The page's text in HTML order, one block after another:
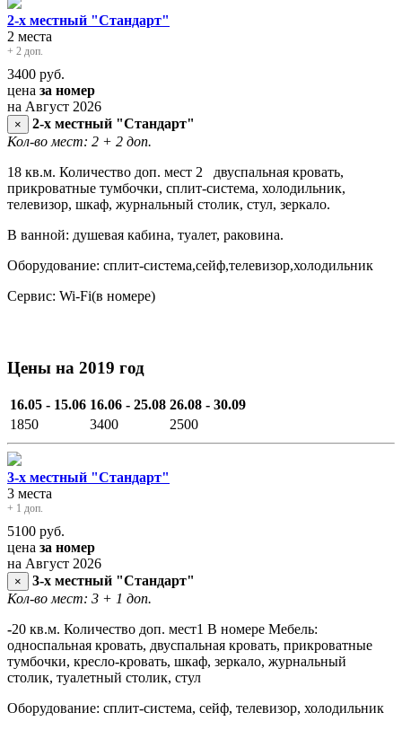
2-х местный "Стандарт"
2 места
+ 2 доп.
3400 руб.
цена за номер
на Август 2026
×
2-х местный "Стандарт"
Кол-во мест: 2 + 2 доп.
18 кв.м. Количество доп. мест 2 двуспальная кровать,
прикроватные тумбочки, сплит-система, холодильник,
телевизор, шкаф, журнальный столик, стул, зеркало.
В ванной: душевая кабина, туалет, раковина.
Оборудование: сплит-система,сейф,телевизор,холодильник
Сервис: Wi-Fi(в номере)
Цены на 2019 год
16.05 - 15.06 16.06 - 25.08 26.08 - 30.09
1850
3400 2500
3-х местный "Стандарт"
3 места
+ 1 доп.
5100 руб.
цена за номер
на Август 2026
×
3-х местный "Стандарт"
Кол-во мест: 3 + 1 доп.
-20 кв.м. Количество доп. мест1 В номере Мебель:
односпальная кровать, двуспальная кровать, прикроватные
тумбочки, кресло-кровать, шкаф, зеркало, журнальный
столик, туалетный столик, стул
Оборудование: сплит-система, сейф, телевизор, холодильник